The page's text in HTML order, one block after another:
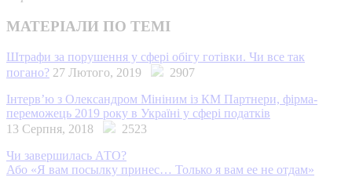
МАТЕРІАЛИ ПО ТЕМІ
Штрафи за порушення у сфері обігу готівки. Чи все так
погано? 27 Лютого, 2019
2907
Інтерв’ю з Олександром Мініним із КМ Партнери, фірма-
переможець 2019 року в Україні у сфері податків
13 Серпня, 2018
2523
Чи завершилась АТО?
Або «Я вам посылку принес… Только я вам ее не отдам»